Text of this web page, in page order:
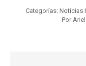
Categorías: Noticias
Por